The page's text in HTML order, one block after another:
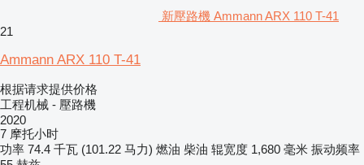
新壓路機 Ammann ARX 110 T-41
21
Ammann ARX 110 T-41
根据请求提供价格
工程机械 - 壓路機
2020
7 摩托小时
功率 74.4 千瓦 (101.22 马力) 燃油 柴油 辊宽度 1,680 毫米 振动频率